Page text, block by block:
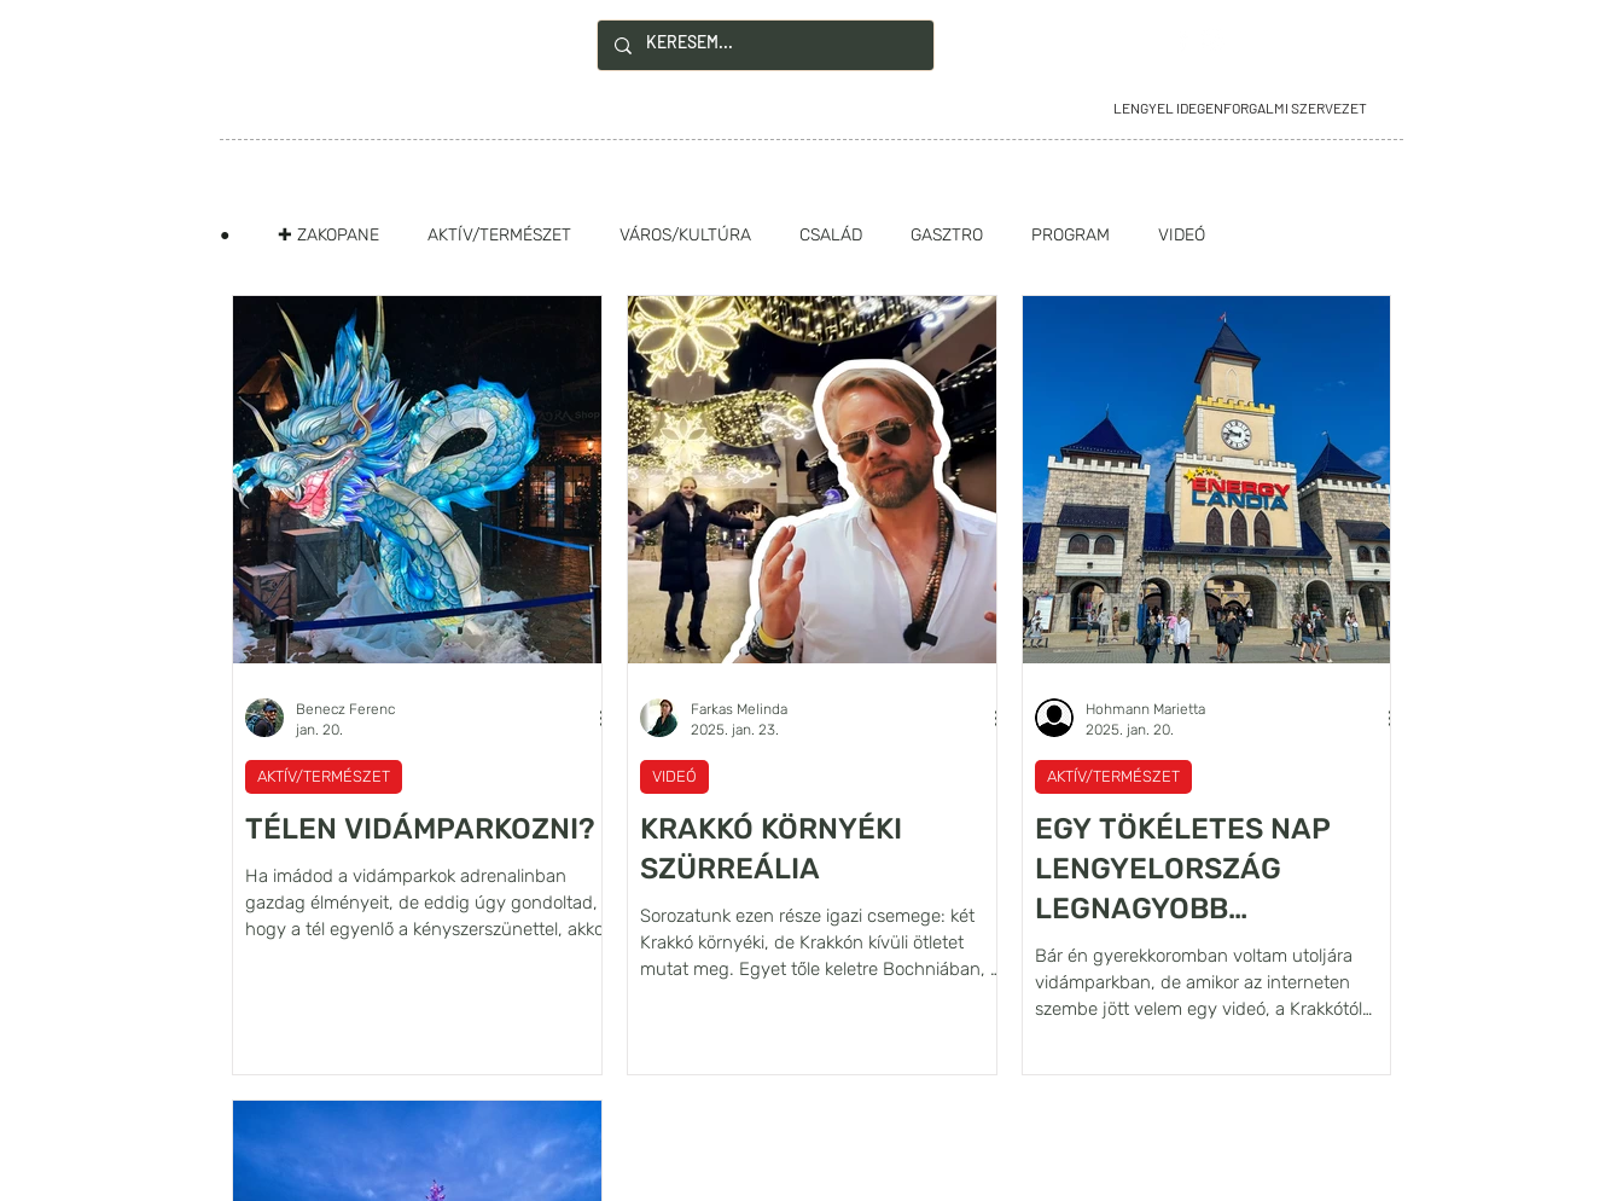
LENGYEL IDEGENFORGALMI SZERVEZET
● ✚ ZAKOPANE AKTÍV/TERMÉSZET VÁROS/KULTÚRA CSALÁD GASZTRO PROGRAM VIDEÓ
TÉLEN VIDÁMPARKOZNI?
Ha imádod a vidámparkok adrenalinban
gazdag élményeit, de eddig úgy gondoltad,
hogy a tél egyenlő a kényszerszünettel, akkor
élménybirodalom. Nyáron ez a régió egyik
legnépszerűbb látványossága, ahol több mint
130 attrakció, köz
AKTÍV/TERMÉSZET
Benecz Ferenc
jan. 20.
KRAKKÓ KÖRNYÉKI
SZÜRREÁLIA
Sorozatunk ezen része igazi csemege: két
Krakkó környéki, de Krakkón kívüli ötletet
mutat meg. Egyet tőle keletre Bochniában, a
VIDEÓ
Farkas Melinda
2025. jan. 23.
EGY TÖKÉLETES NAP
LENGYELORSZÁG
LEGNAGYOBB
VIDÁMPARKJÁBAN
Bár én gyerekkoromban voltam utoljára
vidámparkban, de amikor az interneten
szembe jött velem egy videó, a Krakkótól
AKTÍV/TERMÉSZET
Hohmann Marietta
2025. jan. 20.